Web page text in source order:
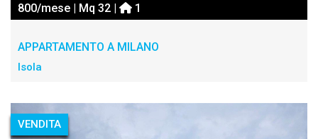
800/mese | Mq 32 | 1
APPARTAMENTO A MILANO
Isola
VENDITA